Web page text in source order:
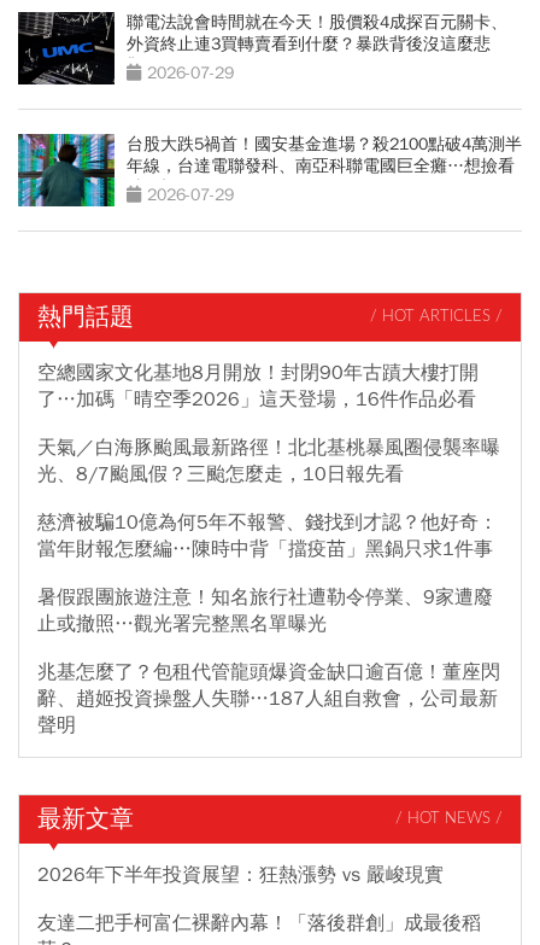
聯電法說會時間就在今天！股價殺4成探百元關卡、
外資終止連3買轉賣看到什麼？暴跌背後沒這麼悲
觀？2026-07-29
台股大跌5禍首！國安基金進場？殺2100點破4萬測半
年線，台達電聯發科、南亞科聯電國巨全癱…想撿看
3訊號2026-07-29
熱門話題 / HOT ARTICLES /
空總國家文化基地8月開放！封閉90年古蹟大樓打開
了…加碼「晴空季2026」這天登場，16件作品必看
天氣／白海豚颱風最新路徑！北北基桃暴風圈侵襲率曝
光、8/7颱風假？三颱怎麼走，10日報先看
慈濟被騙10億為何5年不報警、錢找到才認？他好奇：
當年財報怎麼編…陳時中背「擋疫苗」黑鍋只求1件事
暑假跟團旅遊注意！知名旅行社遭勒令停業、9家遭廢
止或撤照…觀光署完整黑名單曝光
兆基怎麼了？包租代管龍頭爆資金缺口逾百億！董座閃
辭、趙姬投資操盤人失聯…187人組自救會，公司最新
聲明
最新文章 / HOT NEWS /
2026年下半年投資展望：狂熱漲勢 vs 嚴峻現實
友達二把手柯富仁裸辭內幕！「落後群創」成最後稻